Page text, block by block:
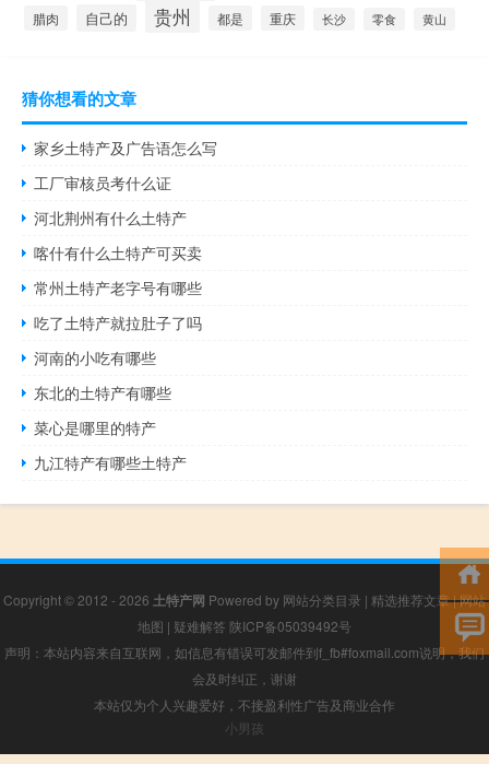
腊肉 自己的 贵州 都是 重庆 长沙 零食 黄山
猜你想看的文章
家乡土特产及广告语怎么写
工厂审核员考什么证
河北荆州有什么土特产
喀什有什么土特产可买卖
常州土特产老字号有哪些
吃了土特产就拉肚子了吗
河南的小吃有哪些
东北的土特产有哪些
菜心是哪里的特产
九江特产有哪些土特产
Copyright © 2012 - 2026 土特产网 Powered by 网站分类目录 | 精选推荐文章|网站
地图 | 疑难解答 陕ICP备05039492号
声明：本站内容来自互联网，如信息有错误可发邮件到f_fb#foxmail.com说明，我们
会及时纠正，谢谢
本站仅为个人兴趣爱好，不接盈利性广告及商业合作
小男孩